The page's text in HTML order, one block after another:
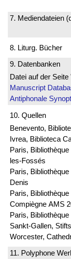
7. Mediendateien
8. Liturg. Bücher
9. Datenbanken
Datei auf der
Manuscript
Antiphonale
10. Quellen
Benevento,
Ivrea, Biblioteca
Paris,
les-Fossés
Paris,
Denis
Paris,
Compiègne AMS
Paris,
Sankt-Gallen,
Worcester,
11. Polyphone